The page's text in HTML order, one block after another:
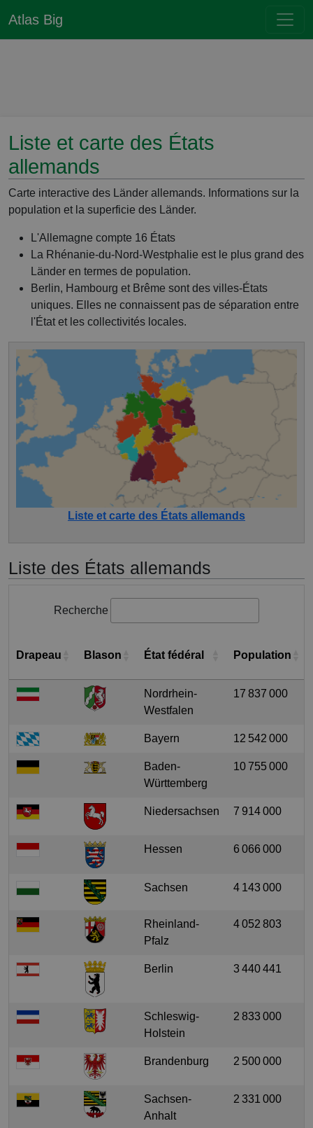
Atlas Big
Liste et carte des États
allemands
Carte interactive des Länder allemands. Informations sur la
population et la superficie des Länder.
L'Allemagne compte 16 États
La Rhénanie-du-Nord-Westphalie est le plus grand des
Länder en termes de population.
Berlin, Hambourg et Brême sont des villes-États
uniques. Elles ne connaissent pas de séparation entre
l'État et les collectivités locales.
Liste et carte des États allemands
Liste des États allemands
Recherche
Drapeau Blason État fédéral Population
Nordrhein-
Westfalen
17 837 000
Bayern 12 542 000
Baden-
Württemberg
10 755 000
Niedersachsen 7 914 000
Hessen 6 066 000
Sachsen 4 143 000
Rheinland-
Pfalz
4 052 803
Berlin 3 440 441
Schleswig-
Holstein
2 833 000
Brandenburg 2 500 000
Sachsen-
Anhalt
2 331 000